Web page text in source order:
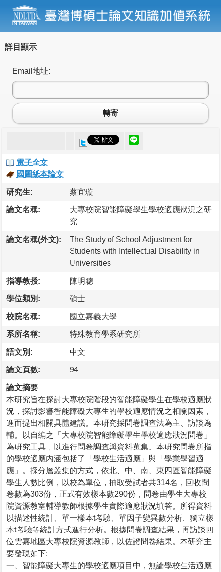
詳目顯示
Email地址:
轉寄
電子全文
國圖紙本論文
研究生: 蔡宜璇
論文名稱:
大專校院智能障礙學生學校適應狀況之研
究
論文名稱(外文):
The Study of School Adjustment for
Students with Intellectual Disability in
Universities
指導教授: 陳明聰
學位類別: 碩士
校院名稱: 國立嘉義大學
系所名稱: 特殊教育學系研究所
語文別: 中文
論文頁數: 94
論文摘要
本研究旨在探討大專校院階段的智能障礙學生在學校適應狀
況，探討影響智能障礙大專生的學校適應情況之相關因素，
進而提出相關具體建議。本研究採問卷調查法為主、訪談為
輔。以自編之「大專校院智能障礙學生學校適應狀況問卷」
為研究工具，以進行問卷調查與資料蒐集。本研究問卷所指
的學校適應內涵包括了「學校生活適應」與「學業學習適
應」。採分層叢集的方式，依北、中、南、東四區智能障礙
學生人數比例，以校為單位，抽取受試者共314名，回收問
卷數為303份，正式有效樣本數290份，問卷由學生大專校
院資源教室輔導教師根據學生實際適應狀況填答。所得資料
以描述性統計、單一樣本t考驗、單因子變異數分析、獨立樣
本t考驗等統計方式進行分析。根據問卷調查結果，再訪談四
位雲嘉地區大專校院資源教師，以佐證問卷結果。本研究主
要發現如下:
一、智能障礙大專生的學校適應項目中，無論學校生活適應